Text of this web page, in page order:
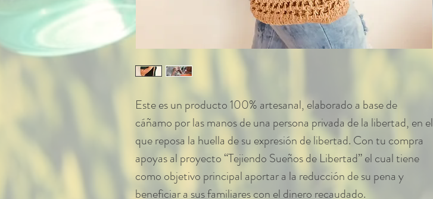
Este es un producto 100% artesanal, elaborado a base de
cáñamo por las manos de una persona privada de la libertad, en el
que reposa la huella de su expresión de libertad. Con tu compra
apoyas al proyecto “Tejiendo Sueños de Libertad” el cual tiene
como objetivo principal aportar a la reducción de su pena y
beneficiar a sus familiares con el dinero recaudado.